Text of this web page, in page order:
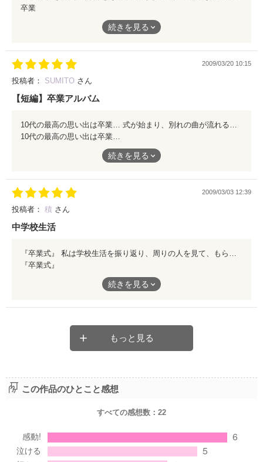
卒業
そして…ダイスキな人…
卒業は、旅立ち。
新しい未来に向け、希望と夢をふくらませる。
離れてしまうあなたへ…
.
続きを見る
2009/03/20 10:15
投稿者： SUMITO さん
【短編】卒業アルバム
10代の最高の思い出は卒業…
式が始まり、別れの曲が流れる時が近づくにつれて高まるジーン
嬉し楽しかった思い出は心に刻みこまれ、辛く嫌思い出はリセッ
トされる瞬間。
そんな切なく短い時間の中にこそ、本当に大切なものを見つける
一生の思い出をこの作品とともに…
続きを見る
2009/03/03 12:39
投稿者： 積 さん
中学校生活
『卒業式』
私は学校生活を振り返り、周りの人を見て、もらい泣きをしてい
こんな時でも思い出すのは
潤、あなたでした――。
改めて、学校生活っていいものだったな、と思えること間違いな
１ページ、開いてみませんか？
続きを見る
もっと見る
この作品のひとこと感想
すべての感想数： 22